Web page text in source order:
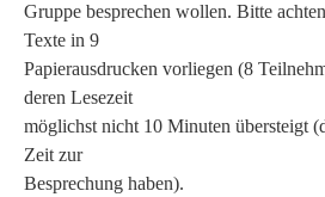
Gruppe besprechen wollen. Bitte
Texte in 9
Papierausdrucken vorliegen (8
deren Lesezeit
möglichst nicht 10 Minuten übersteigt
Zeit zur
Besprechung haben).